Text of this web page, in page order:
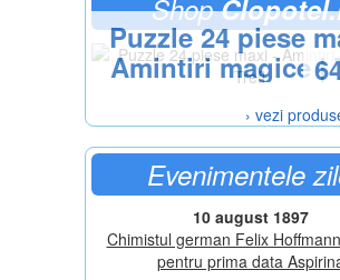
Shop
Puzzle 24 piese
Amintiri magice |
› vezi
Evenimentele
10 august 1897
Chimistul german Felix
pentru prima data